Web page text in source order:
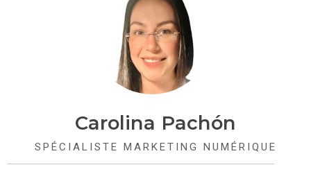
Carolina Pachón
SPÉCIALISTE MARKETING NUMÉRIQUE